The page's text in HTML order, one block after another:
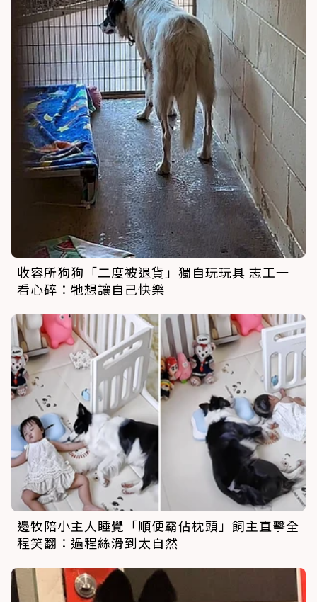
收容所狗狗「二度被退貨」獨自玩玩具 志工一
看心碎：牠想讓自己快樂
邊牧陪小主人睡覺「順便霸佔枕頭」飼主直擊全
程笑翻：過程絲滑到太自然